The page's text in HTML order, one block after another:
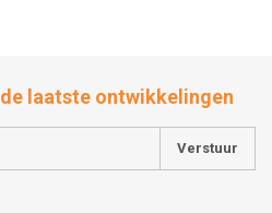
laatste ontwikkelingen
Verstuur